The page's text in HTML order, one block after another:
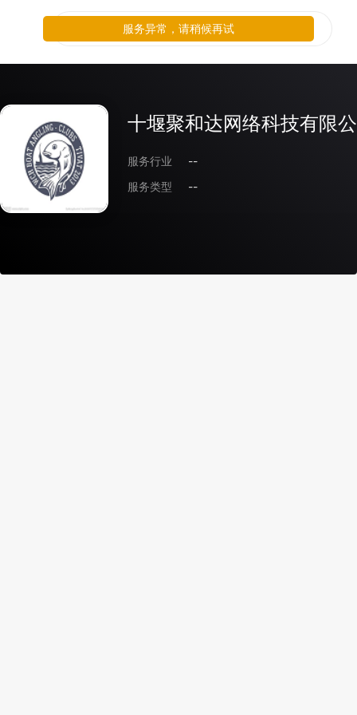
十堰聚和达网络科技有限
服务行业
--
服务类型
--
服务异常，请稍候再试